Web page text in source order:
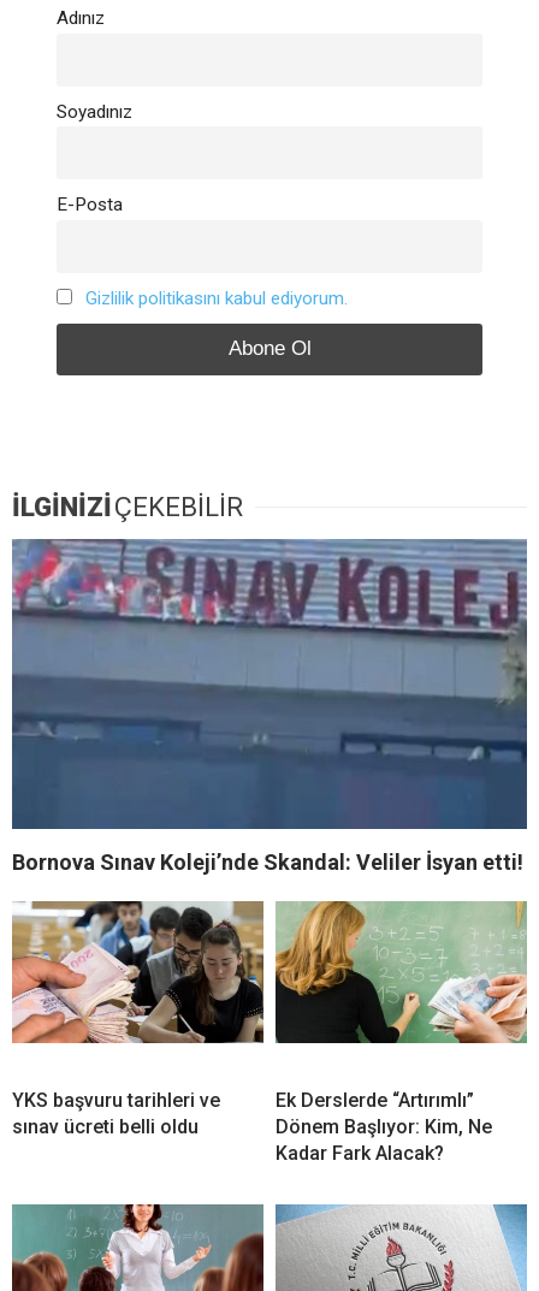
Adınız
Soyadınız
E-Posta
Gizlilik politikasını kabul ediyorum.
İLGİNİZİÇEKEBİLİR
Bornova Sınav Koleji’nde Skandal: Veliler İsyan etti!
YKS başvuru tarihleri ve
sınav ücreti belli oldu
Ek Derslerde “Artırımlı”
Dönem Başlıyor: Kim, Ne
Kadar Fark Alacak?